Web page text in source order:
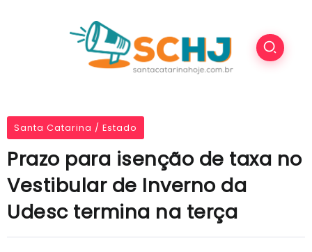
Santa Catarina / Estado
Prazo para isenção de taxa no
Vestibular de Inverno da
Udesc termina na terça